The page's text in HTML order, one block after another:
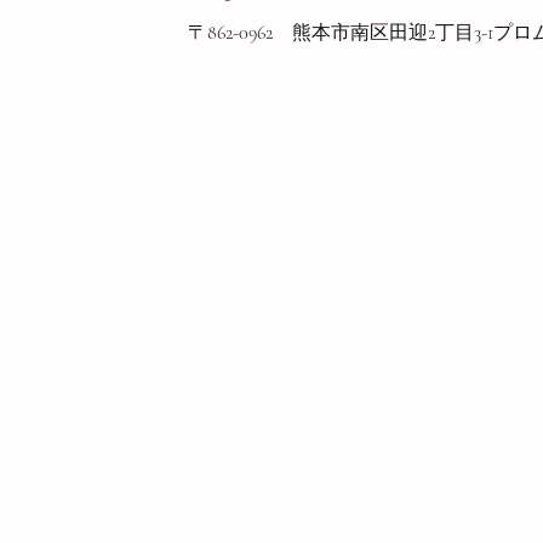
〒862-0962 熊本市南区田迎2丁目3-1プ